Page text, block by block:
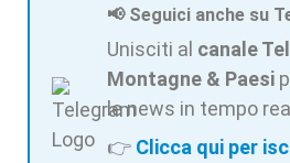
📢 Seguici anche su
Unisciti al canale
Montagne & Paesi
le news in tempo
👉 Clicca qui per